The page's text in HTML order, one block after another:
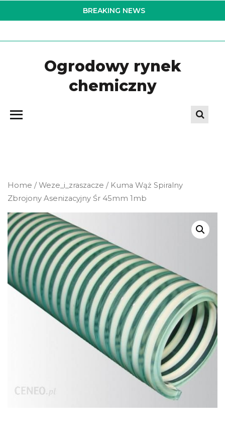
to
BREAKING NEWS
Ogrodowy rynek
chemiczny
Home /Weze_i_zraszacze / Kuma Wąż Spiralny
Zbrojony Asenizacyjny Śr 45mm 1mb